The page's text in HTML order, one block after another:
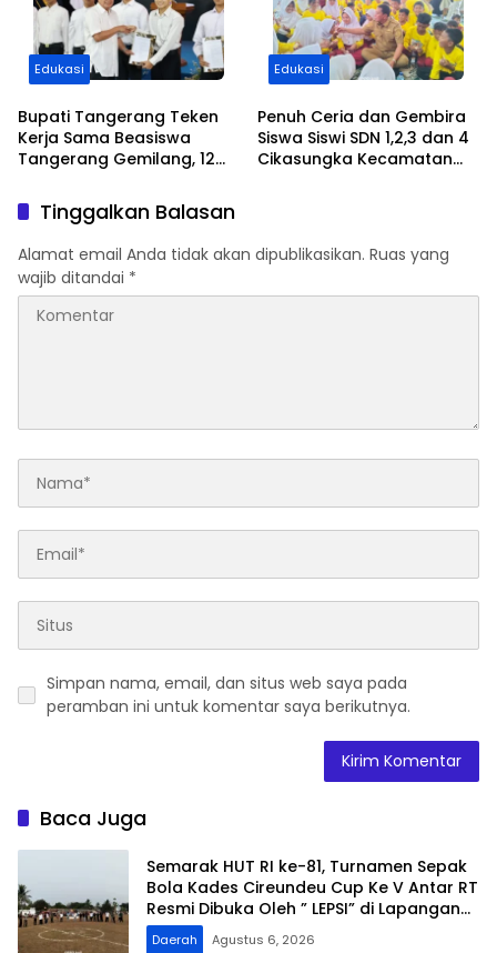
Edukasi
Bupati Tangerang Teken
Kerja Sama Beasiswa
Tangerang Gemilang, 12
Beasiswa Pendidikan
Transportasi
Edukasi
Penuh Ceria dan Gembira
Siswa Siswi SDN 1,2,3 dan 4
Cikasungka Kecamatan
Tinggalkan Balasan
Alamat email Anda tidak akan dipublikasikan. Ruas yang
wajib ditandai *
Simpan nama, email, dan situs web saya pada
peramban ini untuk komentar saya berikutnya.
Baca Juga
Semarak HUT RI ke-81, Turnamen Sepak
Bola Kades Cireundeu Cup Ke V Antar RT
Resmi Dibuka Oleh ” LEPSI” di Lapangan
FC Family
Daerah Agustus 6, 2026